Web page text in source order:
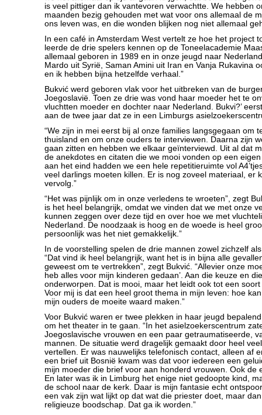
is veel pittiger dan ik vantevoren verwachtte. We hebben
maanden bezig gehouden met wat voor ons allemaal de
ons leven was, en die wonden blijken nog niet allemaal
In een café in Amsterdam West vertelt ze hoe het project
leerde de drie spelers kennen op de Toneelacademie
allemaal geboren in 1989 en in onze jeugd naar
Mardo uit Syrië, Saman Amini uit Iran en Vanja Rukavina
en ik hebben bijna hetzelfde verhaal.”
Bukvić werd geboren vlak voor het uitbreken van de
Joegoslavië. Toen ze drie was vond haar moeder het te
vluchtten moeder en dochter naar Nederland. Bukvi?’
aan de twee jaar dat ze in een Limburgs
“We zijn in mei eerst bij al onze families langsgegaan om
thuisland en om onze ouders te interviewen. Daarna zijn
gaan zitten en hebben we elkaar geïnterviewd. Uit al dat
de anekdotes en citaten die we mooi vonden op een
aan het eind hadden we een hele repetitieruimte vol
veel darlings moeten killen. Er is nog zoveel materiaal, er
vervolg.”
“Het was pijnlijk om in onze verledens te wroeten”, zegt
is het heel belangrijk, omdat we vinden dat we met onze
kunnen zeggen over deze tijd en over hoe we met
Nederland. De noodzaak is hoog en de woede is heel
persoonlijk was het niet gemakkelijk.”
In de voorstelling spelen de drie mannen zowel zichzelf
“Dat vind ik heel belangrijk, want het is in bijna alle
geweest om te vertrekken”, zegt Bukvić. “Allevier onze
heb alles voor mijn kinderen gedaan’. Aan die keuze en
onderworpen. Dat is mooi, maar het leidt ook tot een
Voor mij is dat een heel groot thema in mijn leven: hoe
mijn ouders de moeite waard maken.”
Voor Bukvić waren er twee plekken in haar jeugd
om het theater in te gaan. “In het asielzoekerscentrum
Joegoslavische vrouwen en een paar getraumatiseerde,
mannen. De situatie werd dragelijk gemaakt door heel
vertellen. Er was nauwelijks telefonisch contact, alleen af
een brief uit Bosnië kwam was dat voor iedereen een
mijn moeder die brief voor aan honderd vrouwen. Ook de
En later was ik in Limburg het enige niet gedoopte kind,
de school naar de kerk. Daar is mijn fantasie echt
een vak zijn wat lijkt op dat wat die priester doet, maar
religieuze boodschap. Dat ga ik worden.”